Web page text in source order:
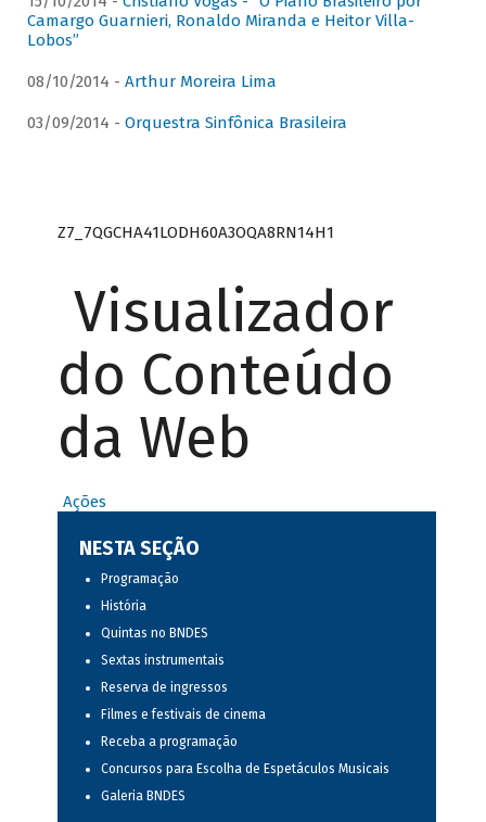
Camargo Guarnieri, Ronaldo Miranda e Heitor Villa-
Lobos”
08/10/2014 - Arthur Moreira Lima
03/09/2014 - Orquestra Sinfônica Brasileira
Z7_7QGCHA41LODH60A3OQA8RN14H1
Visualizador
do Conteúdo
da Web
Ações
NESTA SEÇÃO
Programação
História
Quintas no BNDES
Sextas instrumentais
Reserva de ingressos
Filmes e festivais de cinema
Receba a programação
Concursos para Escolha de Espetáculos Musicais
Galeria BNDES